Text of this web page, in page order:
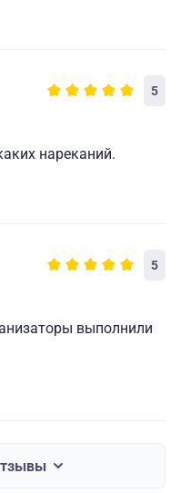
5
нареканий.
5
выполнили